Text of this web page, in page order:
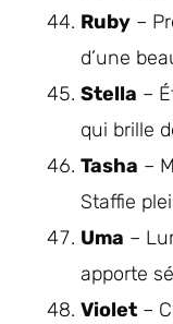
Ruby –
d’une
Stella –
qui brille
Tasha –
Staffie
Uma –
apporte
Violet –